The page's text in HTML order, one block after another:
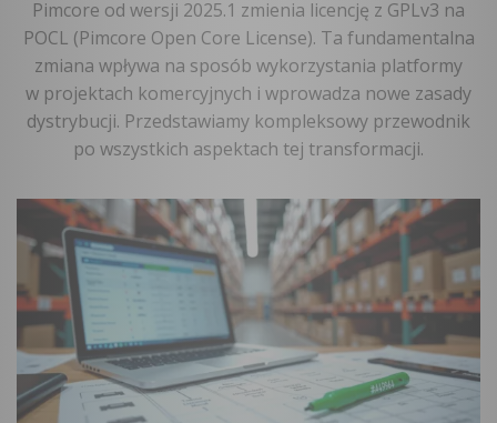
Pimcore od wersji 2025.1 zmienia licencję z GPLv3 na
POCL (Pimcore Open Core License). Ta fundamentalna
zmiana wpływa na sposób wykorzystania platformy
w projektach komercyjnych i wprowadza nowe zasady
dystrybucji. Przedstawiamy kompleksowy przewodnik
po wszystkich aspektach tej transformacji.